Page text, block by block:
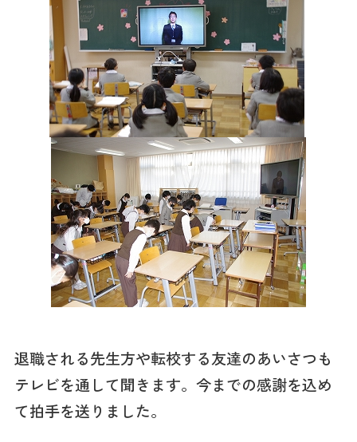
退職される先生方や転校する友達のあいさつも
テレビを通して聞きます。今までの感謝を込め
て拍手を送りました。